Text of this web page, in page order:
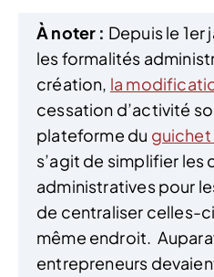
À noter : Depuis le
les formalités
création, la
cessation d’activité
plateforme du guichet
s’agit de simplifier les
administratives pour
de centraliser celles-ci
même endroit.
entrepreneurs